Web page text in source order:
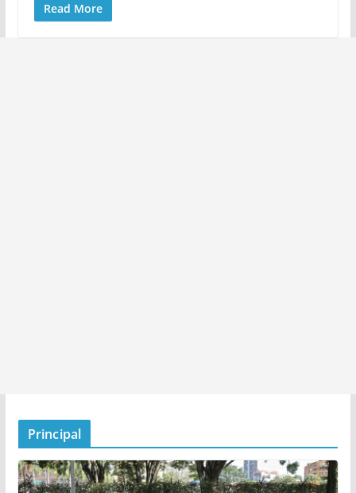
Read More
Principal